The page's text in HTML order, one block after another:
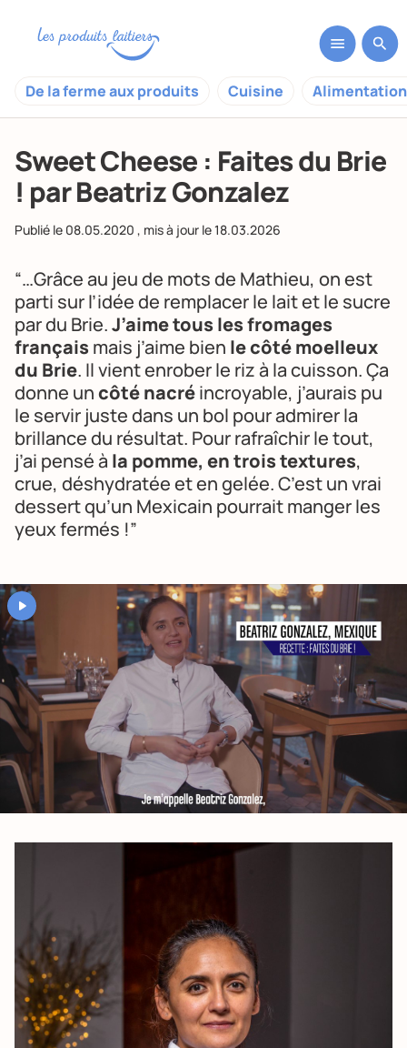
De la ferme aux produits Cuisine
Sweet Cheese : Faites du Brie
! par Beatriz Gonzalez
Publié le 08.05.2020 , mis à jour le18.03.2026
“…Grâce au jeu de mots de Mathieu, on est
parti sur l’idée de remplacer le lait et le sucre
par du Brie.J’aime tous les fromages
français mais j’aime bien le côté moelleux
du Brie. Il vient enrober le riz à la cuisson. Ça
donne uncôté nacréincroyable, j’aurais pu
le servir juste dans un bol pour admirer la
brillance du résultat. Pour rafraîchir le tout,
j’ai pensé à la pomme, en trois textures,
crue, déshydratée et en gelée. C’est un vrai
dessert qu’un Mexicain pourrait manger les
yeux fermés !”
YouTube est désactivé. Autorisez le dépôt de cookies pour accéder au
contenu.
Autoriser